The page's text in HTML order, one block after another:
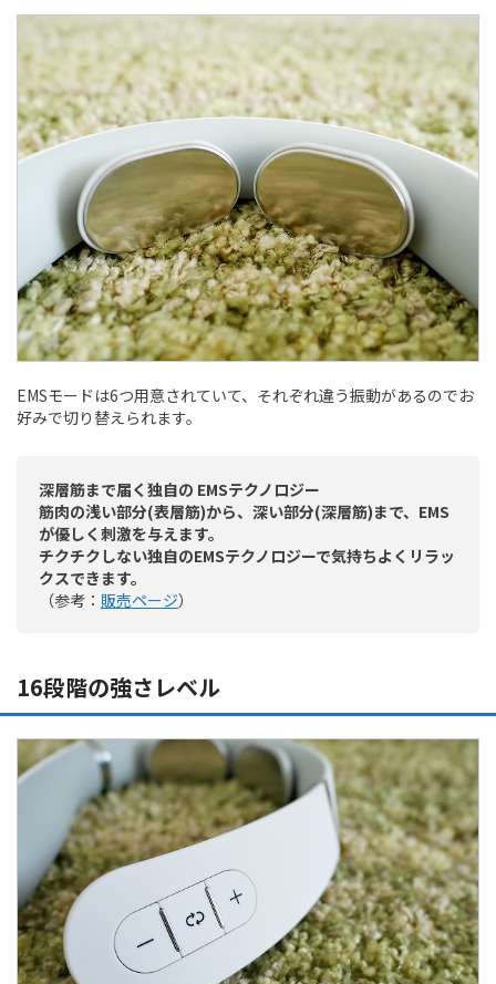
EMSモードは6つ用意されていて、それぞれ違う振動があるのでお
好みで切り替えられます。
深層筋まで届く独自の EMSテクノロジー
筋肉の浅い部分(表層筋)から、深い部分(深層筋)まで、EMS
が優しく刺激を与えます。
チクチクしない独自のEMSテクノロジーで気持ちよくリラッ
クスできます。
（参考： 販売ページ）
16段階の強さレベル